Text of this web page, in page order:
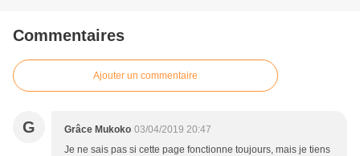
Commentaires
Ajouter un commentaire
G Grâce Mukoko 03/04/2019 20:47
Je ne sais pas si cette page fonctionne toujours, mais je tiens